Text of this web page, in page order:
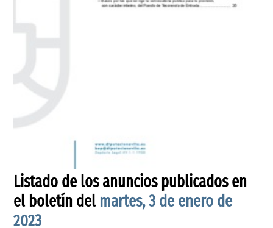
Listado de los anuncios publicados en
el boletín del martes, 3 de enero de
2023